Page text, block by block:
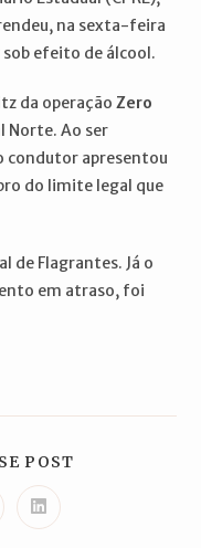
na sexta-feira
efeito de álcool.
da operaçãoZero
Norte. Ao ser
condutor apresentou
do limite legal que
de Flagrantes. Já o
em atraso, foi
POST
Abre
em